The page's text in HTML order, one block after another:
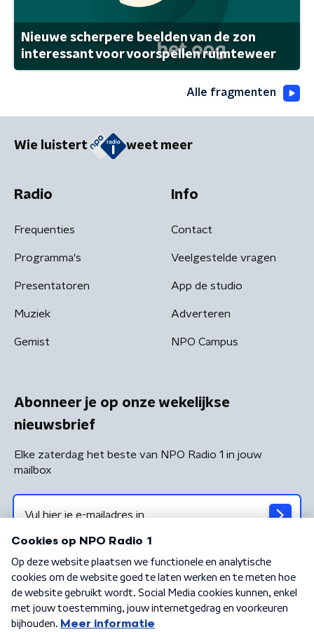
Nieuwe scherpere beelden van de zon
interessant voor voorspellen ruimteweer
Alle fragmenten
Wie luistert weet meer
Radio
Frequenties
Programma's
Presentatoren
Muziek
Gemist
Info
Contact
Veelgestelde vragen
App de studio
Adverteren
NPO Campus
Abonneer je op onze wekelijkse
nieuwsbrief
Elke zaterdag het beste van NPO Radio 1 in jouw
mailbox
Algemene voorwaarden